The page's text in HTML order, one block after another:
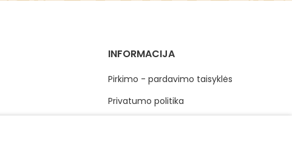
INFORMACIJA
Pirkimo - pardavimo taisyklės
Privatumo politika